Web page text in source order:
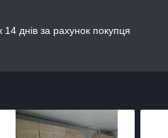
днів за рахунок покупця